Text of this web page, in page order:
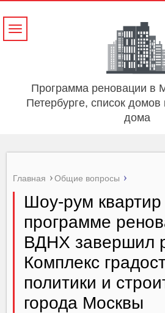
Программа реновации в
Петербурге, список
дома
Навигация
Главная Общие вопросы
Шоу-рум квартир
программе
ВДНХ завершил
Комплекс
политики и
города Москвы